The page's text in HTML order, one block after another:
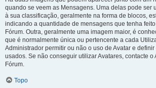
quando se veem as Mensagens. Uma delas pode ser
à sua classificação, geralmente na forma de blocos,
indicando a quantidade de mensagens que tenha
Fórum. Outra, geralmente uma imagem maior, é
que é normalmente única ou pertencente a cada
Administrador permitir ou não o uso de Avatar e
usados. Se não conseguir utilizar Avatares, contacte o
Fórum.
Topo